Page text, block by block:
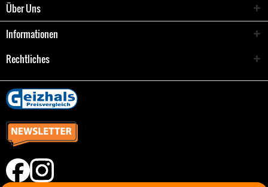
Über Uns
Informationen
Rechtliches